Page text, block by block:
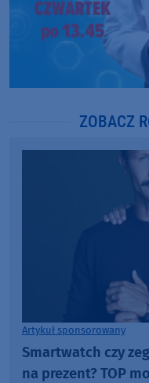
ZOBACZ
Artykuł sponsorowany
Smartwatch czy
na prezent? TOP